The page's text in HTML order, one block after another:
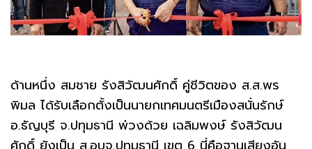
ด้านหนึ่ง สมชาย รังสิวัฒนศักดิ์ คู่ชีวิตของ ส.ส.พร
พิมล ได้รับเลือกตั้งเป็นนายกเทศมนตรีเมืองสนั่นรักษ์
อ.ธัญบุรี จ.ปทุมธานี พ่วงด้วย เฉลิมพงษ์ รังสิวัฒน